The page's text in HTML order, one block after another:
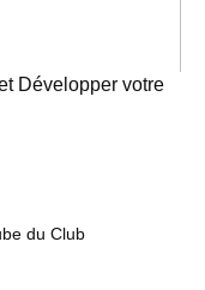
Développer votre
du Club